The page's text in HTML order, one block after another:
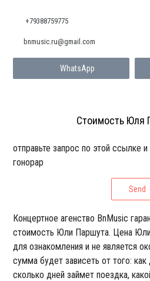
+79388759775
WhatsApp
bnmusic.ru@gmail.com
Стоимость Юля
отправьте запрос по этой ссылке
гонорар
Send
Концертное агенство BnMusic
стоимость Юли Паршута. Цена
для ознакомления и не является
сумма будет зависеть от того:
сколько дней займет поездка,